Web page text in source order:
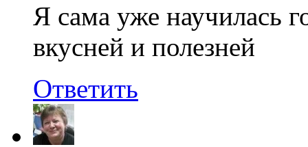
Я сама уже научилась
вкусней и полезней
Ответить